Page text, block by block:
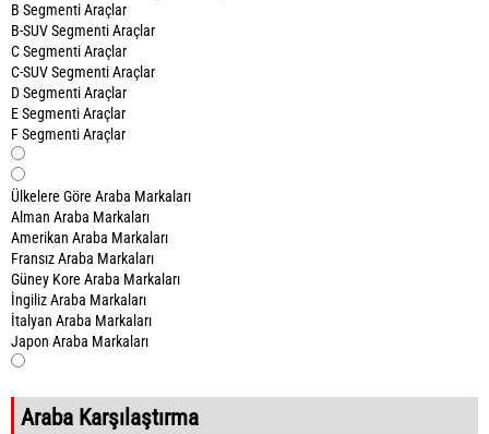
B Segmenti Araçlar
B-SUV Segmenti Araçlar
C Segmenti Araçlar
C-SUV Segmenti Araçlar
D Segmenti Araçlar
E Segmenti Araçlar
F Segmenti Araçlar
Ülkelere Göre Araba Markaları
Alman Araba Markaları
Amerikan Araba Markaları
Fransız Araba Markaları
Güney Kore Araba Markaları
İngiliz Araba Markaları
İtalyan Araba Markaları
Japon Araba Markaları
Araba Karşılaştırma